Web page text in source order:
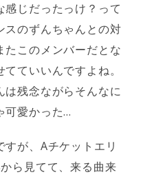
じだったっけ？って
スのずんちゃんとの対
たこのメンバーだとな
ていいんですよね。
は残念ながらそんなに
可愛かった…
が、Aチケットエリ
ら見てて、来る曲来